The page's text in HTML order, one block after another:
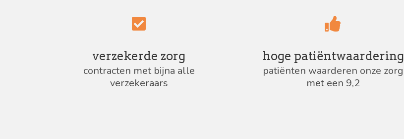
verzekerde zorg
contracten met bijna alle
verzekeraars
hoge patiëntwaardering
patiënten waarderen onze zorg
met een 9,2